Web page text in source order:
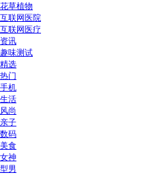
花草植物
互联网医院
互联网医疗
资讯
趣味测试
精选
热门
手机
生活
风尚
亲子
数码
美食
女神
型男